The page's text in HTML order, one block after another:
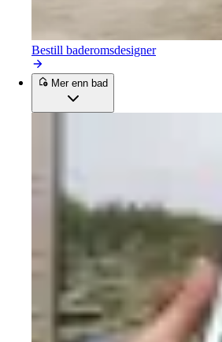
Bestill baderomsdesigner
Mer enn bad